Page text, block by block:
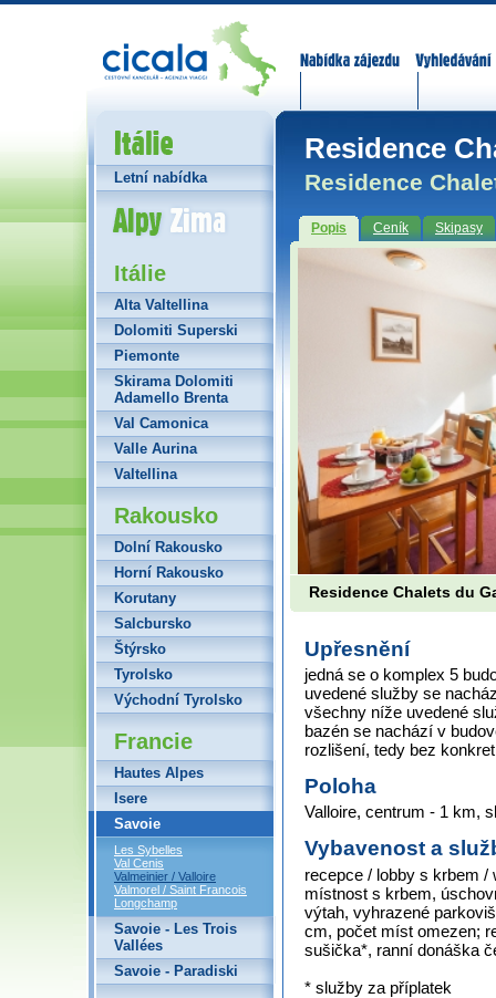
Residence
Residence
Popis Ceník Skipasy
Residence Chalets du
Upřesnění
jedná se o komplex 5
uvedené služby se
všechny níže uvedené
bazén se nachází v
rozlišení, tedy bez
Poloha
Valloire, centrum - 1 km,
Vybavenost a
recepce / lobby s krbem /
místnost s krbem,
výtah, vyhrazené
cm, počet míst omezen;
sušička*, ranní donáška
* služby za příplatek
Itálie
Letní nabídka
Alpy Zima
Itálie
Alta Valtellina
Dolomiti Superski
Piemonte
Skirama Dolomiti
Adamello Brenta
Val Camonica
Valle Aurina
Valtellina
Rakousko
Dolní Rakousko
Horní Rakousko
Korutany
Salcbursko
Štýrsko
Tyrolsko
Východní Tyrolsko
Francie
Hautes Alpes
Isere
Savoie
Les Sybelles
Val Cenis
Valmeinier / Valloire
Valmorel / Saint Francois
Longchamp
Savoie - Les Trois
Vallées
Savoie - Paradiski